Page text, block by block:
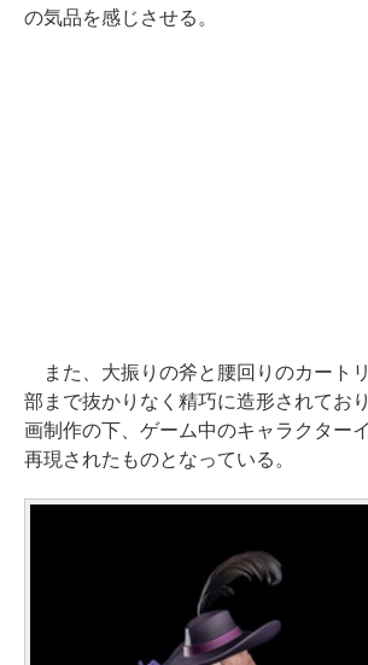
の気品を感じさせる。
また、大振りの斧と腰回りのカート
部まで抜かりなく精巧に造形されてお
画制作の下、ゲーム中のキャラクター
再現されたものとなっている。